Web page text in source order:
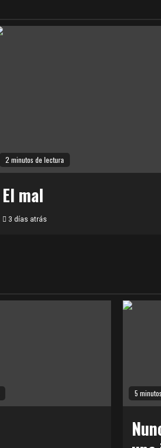
2 minutos de lectura
El mal
3 días atrás
5